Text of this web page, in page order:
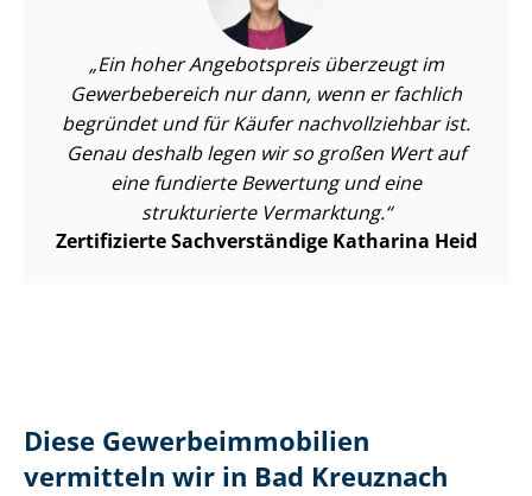
Ein hoher Angebotspreis überzeugt im
Gewerbebereich nur dann, wenn er fachlich
begründet und für Käufer nachvollziehbar ist.
Genau deshalb legen wir so großen Wert auf
eine fundierte Bewertung und eine
strukturierte Vermarktung.
Zertifizierte Sachverständige Katharina Heid
Diese Ge­wer­be­im­mo­bi­li­en
vermitteln wir in Bad Kreuznach